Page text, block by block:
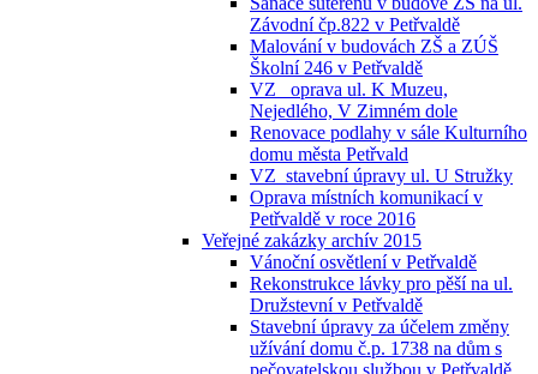
Závodní čp.822 v Petřvaldě
Malování v budovách ZŠ a ZÚŠ
Školní 246 v Petřvaldě
VZ_ oprava ul. K Muzeu,
Nejedlého, V Zimném dole
Renovace podlahy v sále Kulturního
domu města Petřvald
VZ_stavební úpravy ul. U Stružky
Oprava místních komunikací v
Petřvaldě v roce 2016
Veřejné zakázky archív 2015
Vánoční osvětlení v Petřvaldě
Rekonstrukce lávky pro pěší na ul.
Družstevní v Petřvaldě
Stavební úpravy za účelem změny
užívání domu č.p. 1738 na dům s
pečovatelskou službou v Petřvaldě